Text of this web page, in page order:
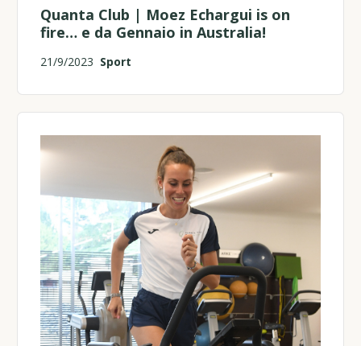
Quanta Club | Moez Echargui is on
fire… e da Gennaio in Australia!
21/9/2023 Sport